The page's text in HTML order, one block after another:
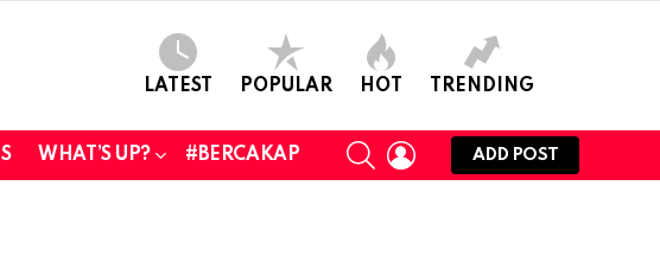
LATEST POPULAR HOT TRENDING
WHAT’S UP? #BERCAKAP
SEARCHLOGIN
ADD POST